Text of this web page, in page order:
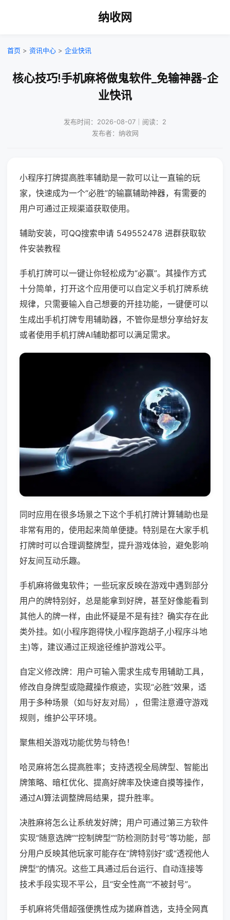
纳收网
首页 > 资讯中心 > 企业快讯
核心技巧!手机麻将做鬼软件_免输神器-企
业快讯
发布时间：2026-08-07｜阅读：2
发布者：纳收网
小程序打牌提高胜率辅助是一款可以让一直输的玩
家，快速成为一个“必胜”的输赢辅助神器，有需要的
用户可通过正规渠道获取使用。
辅助安装，可QQ搜索申请 549552478 进群获取软
件安装教程
手机打牌可以一键让你轻松成为“必赢”。其操作方式
十分简单，打开这个应用便可以自定义手机打牌系统
规律，只需要输入自己想要的开挂功能，一键便可以
生成出手机打牌专用辅助器，不管你是想分享给好友
或者使用手机打牌AI辅助都可以满足需求。
同时应用在很多场景之下这个手机打牌计算辅助也是
非常有用的，使用起来简单便捷。特别是在大家手机
打牌时可以合理调整牌型，提升游戏体验，避免影响
好友间互动乐趣。
手机麻将做鬼软件；一些玩家反映在游戏中遇到部分
用户的牌特别好，总是能拿到好牌，甚至好像能看到
其他人的牌一样，由此怀疑是不是有挂？确实存在此
类外挂。如(小程序跑得快,小程序跑胡子,小程序斗地
主)等，建议通过正规途径维护游戏公平。
自定义修改牌：用户可输入需求生成专用辅助工具，
修改自身牌型或隐藏操作痕迹，实现“必胜”效果，适
用于多种场景（如与好友对局），但需注意遵守游戏
规则，维护公平环境。
聚焦相关游戏功能优势与特色！
哈灵麻将怎么提高胜率；支持透视全局牌型、智能出
牌策略、暗杠优化、提高好牌率及快速自摸等操作，
通过AI算法调整牌局结果，提升胜率。
决胜麻将怎么让系统发好牌；用户可通过第三方软件
实现“随意选牌”“控制牌型”“防检测防封号”等功能，部
分用户反映其他玩家可能存在“牌特别好”或“透视他人
牌型”的情况。这些工具通过后台运行、自动连接等
技术手段实现不平公，且“安全性高”“不被封号”。
手机麻将凭借超强便携性成为搓麻首选，支持全网真